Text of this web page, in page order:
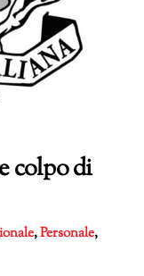
colpo di
,Personale,